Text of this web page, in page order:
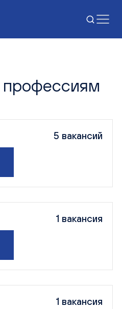
профессиям
5 вакансий
1 вакансия
1 вакансия